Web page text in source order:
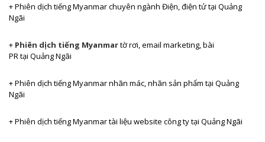
+ Phiên dịch tiếngMyanmar chuyên ngành Điện, điện tử tại Quảng
Ngãi
+ Phiên dịch tiếng Myanmartờ rơi, email marketing, bài
PRtại Quảng Ngãi
+ Phiên dịch tiếngMyanmar nhãn mác, nhãn sản phẩm tại Quảng
Ngãi
+ Phiên dịch tiếngMyanmar tài liệu website công ty tại Quảng Ngãi